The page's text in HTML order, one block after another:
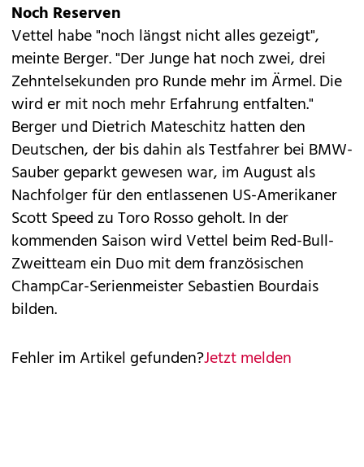
Noch Reserven
Vettel habe "noch längst nicht alles gezeigt",
meinte Berger. "Der Junge hat noch zwei, drei
Zehntelsekunden pro Runde mehr im Ärmel. Die
wird er mit noch mehr Erfahrung entfalten."
Berger und Dietrich Mateschitz hatten den
Deutschen, der bis dahin als Testfahrer bei BMW-
Sauber geparkt gewesen war, im August als
Nachfolger für den entlassenen US-Amerikaner
Scott Speed zu Toro Rosso geholt. In der
kommenden Saison wird Vettel beim Red-Bull-
Zweitteam ein Duo mit dem französischen
ChampCar-Serienmeister Sebastien Bourdais
bilden.
Fehler im Artikel gefunden?Jetzt melden